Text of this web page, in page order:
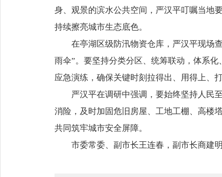
身、观景的滨水公共空间，严汉平叮嘱当地
持续擦亮城市生态底色。
在亭湖区级防汛物资仓库，严汉平现场
雨伞”。要坚持分类分区、统筹联动，体系
应急演练，确保关键时刻拉得出、用得上、
严汉平在调研中强调，要始终坚持人民
消险，及时加固危旧房屋、工地工棚、高楼
共同筑牢城市安全屏障。
市委常委、副市长王连春，副市长商建